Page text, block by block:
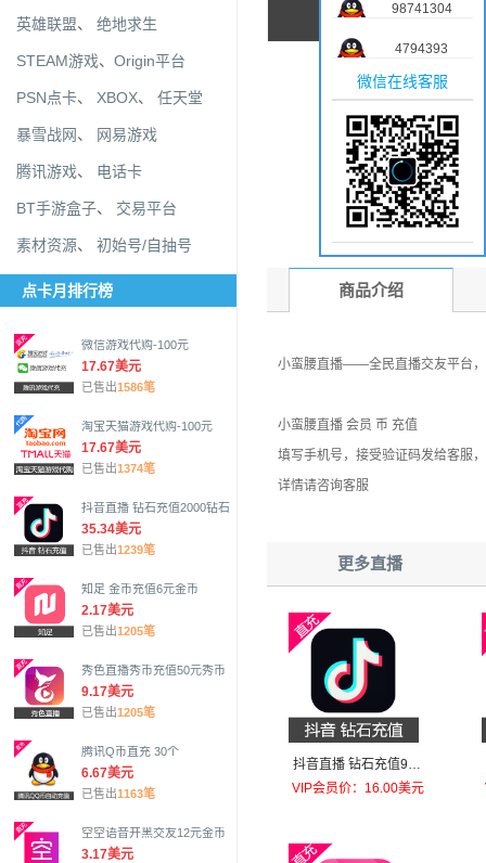
英雄联盟、 绝地求生
STEAM游戏、 Origin平台
PSN点卡、 XBOX、 任天堂
暴雪战网、 网易游戏
腾讯游戏、 电话卡
BT手游盒子、 交易平台
素材资源、 初始号/自抽号
点卡月排行榜
微信游戏代购-100元
17.67美元
已售出1586笔
淘宝天猫游戏代购-100元
17.67美元
已售出1374笔
抖音直播 钻石充值2000钻石
35.34美元
已售出1239笔
知足 金币充值6元金币
2.17美元
已售出1205笔
秀色直播秀币充值50元秀币
9.17美元
已售出1205笔
腾讯Q币直充 30个
6.67美元
已售出1163笔
空空语音开黑交友12元金币
3.17美元
商品介绍
小蛮腰直播——全民直播交友平台，
小蛮腰直播 会员 币 充值
填写手机号，接受验证码发给客服
详情请咨询客服
更多直播
抖音直播 钻石充值980
钻石（特价每日限购一
VIP会员价：16.00美元
98741304
4794393
微信在线客服